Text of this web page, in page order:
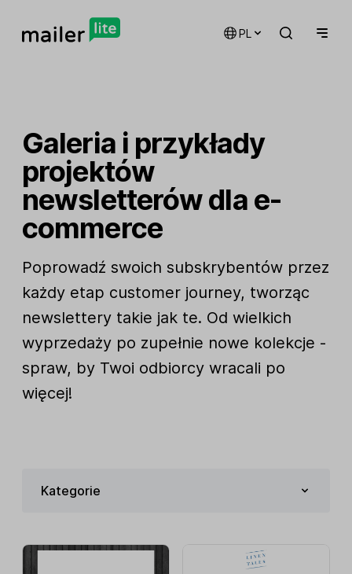
PL
Galeria i przykłady
projektów
newsletterów dla e-
commerce
Poprowadź swoich subskrybentów przez
każdy etap customer journey, tworząc
newslettery takie jak te. Od wielkich
wyprzedaży po zupełnie nowe kolekcje -
spraw, by Twoi odbiorcy wracali po
więcej!
Kategorie